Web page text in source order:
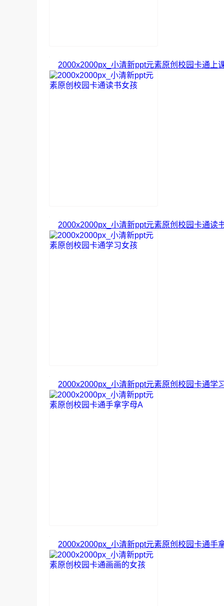
2000x2000px_小清新ppt元素原创校园卡通上
2000x2000px_小清新ppt元素原创校园卡通读
2000x2000px_小清新ppt元素原创校园卡通学
2000x2000px_小清新ppt元素原创校园卡通手